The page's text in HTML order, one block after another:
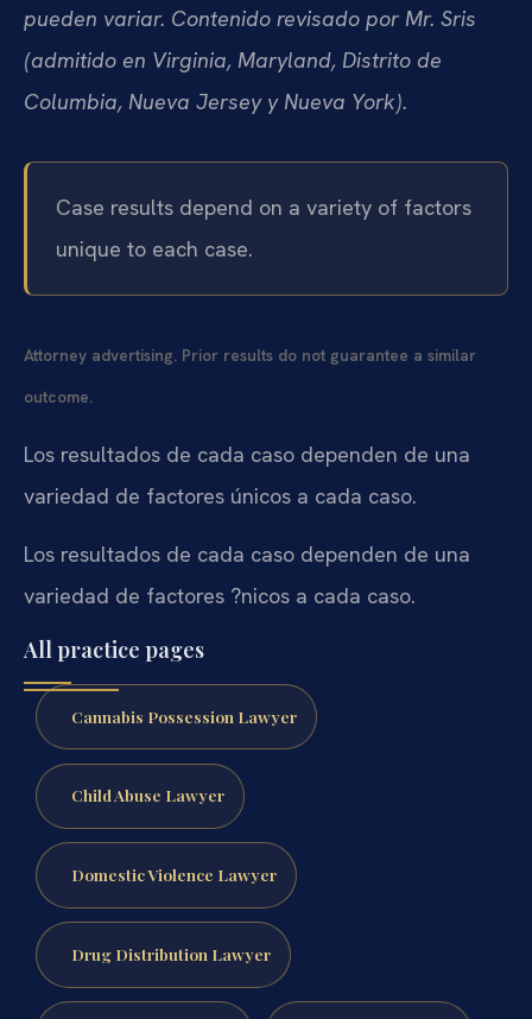
pueden variar. Contenido revisado por Mr. Sris
(admitido en Virginia, Maryland, Distrito de
Columbia, Nueva Jersey y Nueva York).
Case results depend on a variety of factors
unique to each case.
Attorney advertising. Prior results do not guarantee a similar
outcome.
Los resultados de cada caso dependen de una
variedad de factores únicos a cada caso.
Los resultados de cada caso dependen de una
variedad de factores ?nicos a cada caso.
All practice pages
Cannabis Possession Lawyer
Child Abuse Lawyer
Domestic Violence Lawyer
Drug Distribution Lawyer